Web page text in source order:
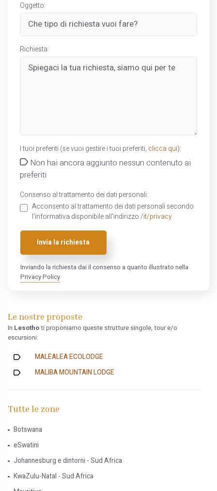
Oggetto:
Richiesta:
I tuoi preferiti (se vuoi gestire i tuoi preferiti, clicca qui):
Non hai ancora aggiunto nessun contenuto ai
preferiti
Consenso al trattamento dei dati personali:
Acconsento al trattamento dei dati personali secondo
l'informativa disponibile all'indirizzo /it/privacy
Invia la richiesta
Inviando la richiesta dai il consenso a quanto illustrato nella
Privacy Policy
Le nostre proposte
In Lesothoti proponiamo queste strutture singole, tour e/o
escursioni:
MALEALEA ECOLODGE
MALIBA MOUNTAIN LODGE
Tutte le zone
Botswana
eSwatini
Johannesburg e dintorni - Sud Africa
KwaZulu-Natal - Sud Africa